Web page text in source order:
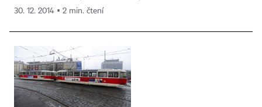
30. 12. 2014 ▪ 2 min. čtení